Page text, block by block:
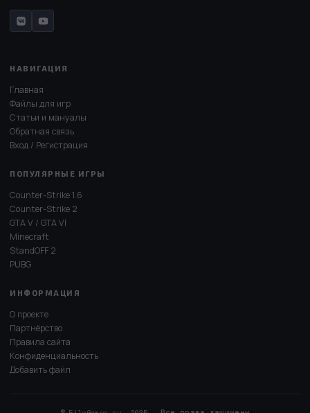
НАВИГАЦИЯ
Главная
Файлы для игр
Статьи и мануалы
Обратная связь
Вход / Регистрация
ПОПУЛЯРНЫЕ ИГРЫ
Counter-Strike 1.6
Counter-Strike 2
GTA V / GTA VI
Minecraft
StandOFF 2
PUBG
ИНФОРМАЦИЯ
О проекте
Партнёрство
Правила сайта
Конфиденциальность
Добавить файл